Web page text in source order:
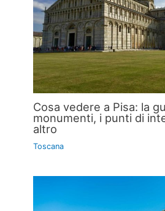
Cosa vedere a Pisa: la
monumenti, i punti di
altro
Toscana